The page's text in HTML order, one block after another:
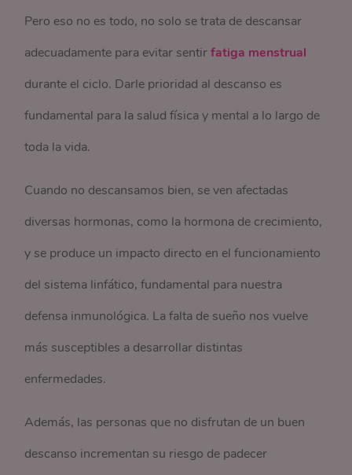
Pero eso no es todo, no solo se trata de descansar
adecuadamente para evitar sentirfatiga menstrual
durante el ciclo. Darle prioridad al descanso es
fundamental para la salud física y mental a lo largo de
toda la vida.
Cuando no descansamos bien, se ven afectadas
diversas hormonas, como la hormona de crecimiento,
y se produce un impacto directo en el funcionamiento
del sistema linfático, fundamental para nuestra
defensa inmunológica. La falta de sueño nos vuelve
más susceptibles a desarrollar distintas
enfermedades.
Además, las personas que no disfrutan de un buen
descanso incrementan su riesgo de padecer